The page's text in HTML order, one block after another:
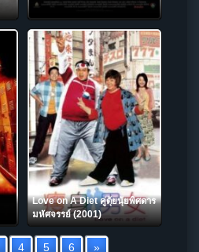
Love on A Diet คู่ตุ้ยนุ้ยพิศดาร
มหัศจรรย์ (2001)
4 5 6 »